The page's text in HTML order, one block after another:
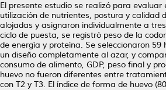
El presente estudio se realizó para
utilización de nutrientes, postura y calidad
alojadas y asignaron individualmente a
ciclo de puesta, se registró peso de la
de energía y proteína. Se seleccionaron
un diseño completamente al azar, y
consumo de alimento, GDP, peso final y
huevo no fueron diferentes entre
con T2 y T3. El índice de forma de huevo